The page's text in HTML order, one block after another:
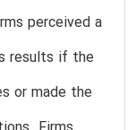
perceived a
results if the
or made the